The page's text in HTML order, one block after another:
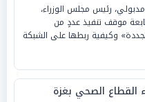
رئيس مجلس الوزراء،
موقف تنفيذ عددٍ من
وكيفية ربطها على الشبكة
القطاع الصحي بغزة